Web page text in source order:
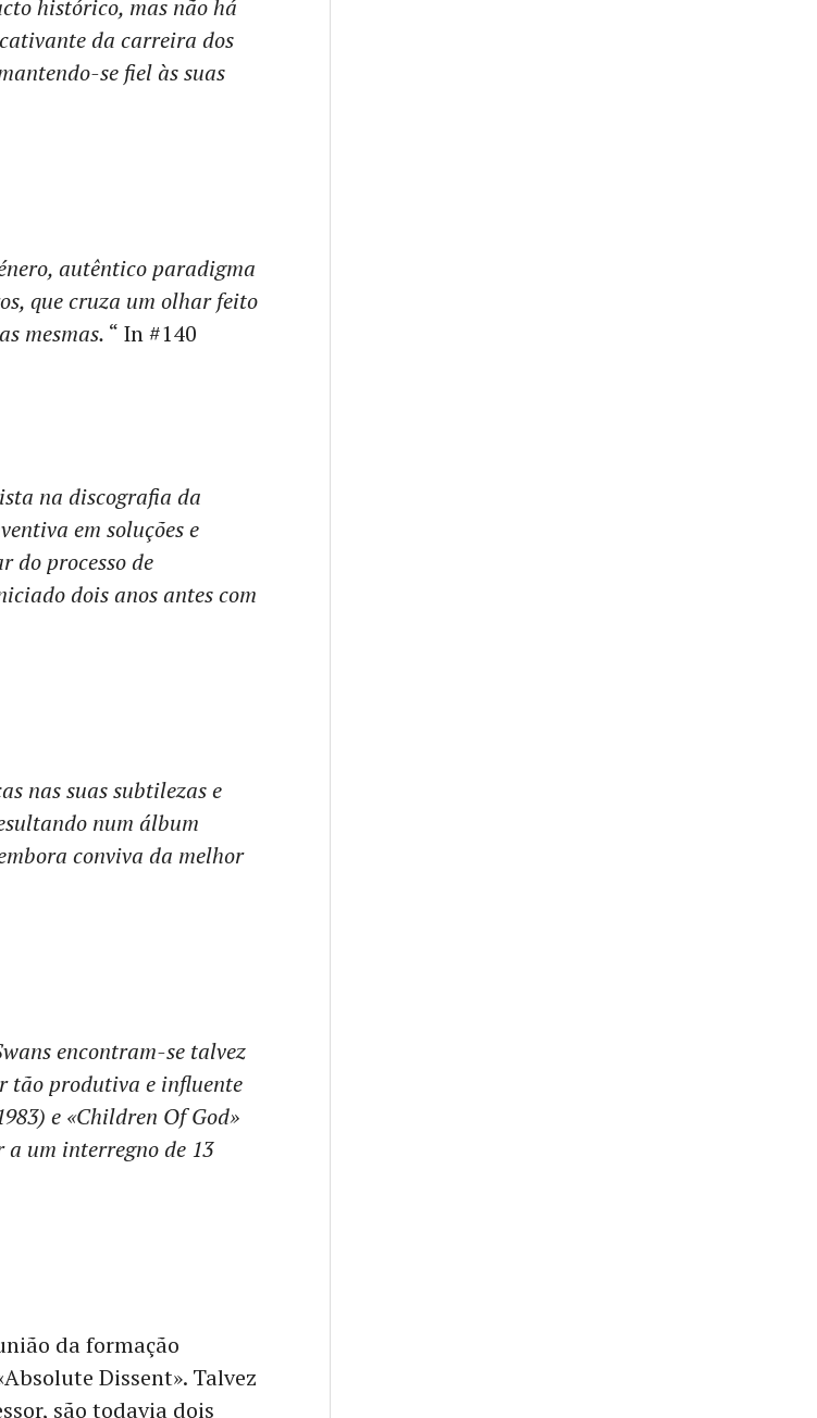
histórico, mas não há
da carreira dos
se fiel às suas
autêntico paradigma
que cruza um olhar feito
mesmas. “ In #140
na discografia da
em soluções e
do processo de
dois anos antes com
nas suas subtilezas e
num álbum
conviva da melhor
encontram-se talvez
tão produtiva e influente
e «Children Of God»
a um interregno de 13
da formação
Dissent». Talvez
são todavia dois